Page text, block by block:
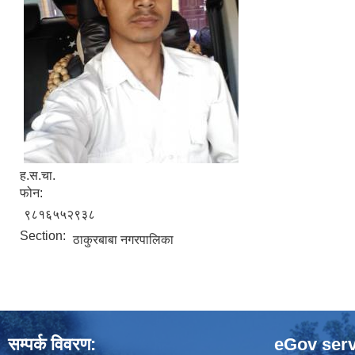
ह.स.चा.
फोन:
९८१६५५२९३८
Section: ठाकुरबाबा नगरपालिका
सम्पर्क विवरण: eGov